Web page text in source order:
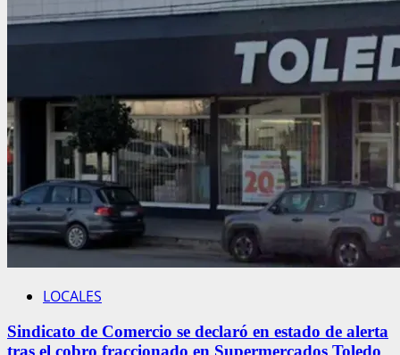
LOCALES
Sindicato de Comercio se declaró en estado de alerta